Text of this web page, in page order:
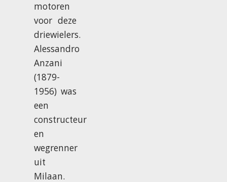
motoren
voor deze
driewielers.
Alessandro
Anzani
(1879-
1956) was
een
constructeur
en
wegrenner
uit
Milaan.